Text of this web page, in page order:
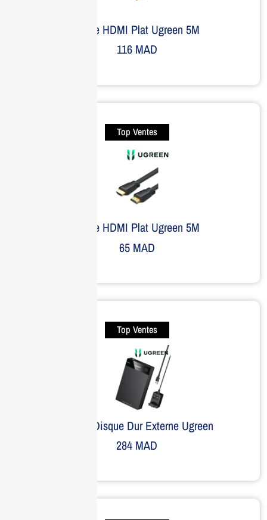
Câble HDMI Plat Ugreen 5M
116MAD
Top Ventes
Câble HDMI Plat Ugreen 5M
65MAD
Top Ventes
Boitier Disque Dur Externe Ugreen
284 MAD